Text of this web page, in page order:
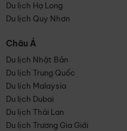
Du lịch Hạ Long
Du lịch Quy Nhơn
Châu Á
Du lịch Nhật Bản
Du lịch Trung Quốc
Du lịch Malaysia
Du lịch Dubai
Du lịch Thái Lan
Du lịch Trương Gia Giới